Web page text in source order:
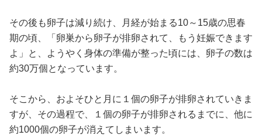
その後も卵子は減り続け、月経が始まる10～15歳の思春
期の頃、「卵巣から卵子が排卵されて、もう妊娠できます
よ」と、ようやく身体の準備が整った頃には、卵子の数は
約30万個となっています。
そこから、およそひと月に１個の卵子が排卵されていきま
すが、その過程で、１個の卵子が排卵されるまでに、他に
約1000個の卵子が消えてしまいます。